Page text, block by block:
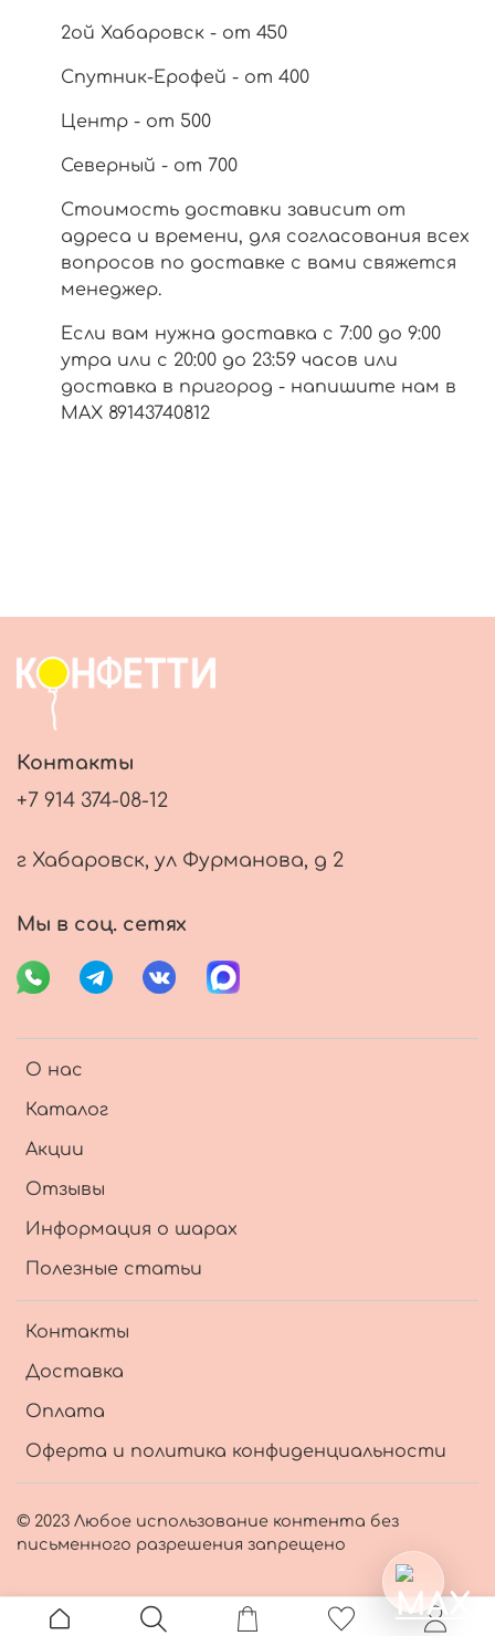
2ой Хабаровск - от 450
Спутник-Ерофей - от 400
Центр - от 500
Северный - от 700
Стоимость доставки зависит от
адреса и времени, для согласования всех
вопросов по доставке с вами свяжется
менеджер.
Если вам нужна доставка с 7:00 до 9:00
утра или с 20:00 до 23:59 часов или
доставка в пригород - напишите нам в
МАХ 89143740812
О нас
Каталог
Акции
Отзывы
Информация о шарах
Полезные статьи
Контакты
Доставка
Оплата
Оферта и политика конфиденциальности
Контакты
+7 914 374-08-12
г Хабаровск, ул Фурманова, д 2
Мы в соц. сетях
© 2023 Любое использование контента без
письменного разрешения запрещено